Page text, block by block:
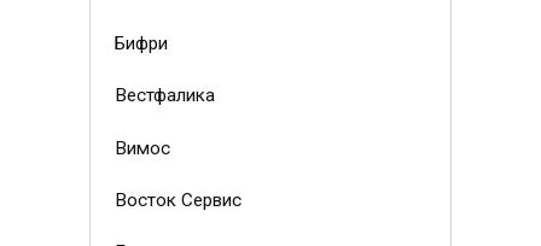
Бифри
Вестфалика
Вимос
Восток Сервис